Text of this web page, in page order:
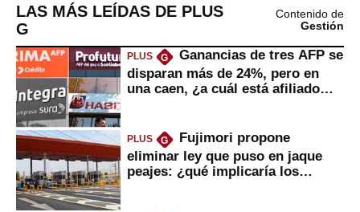
LAS MÁS LEÍDAS DE PLUS
G
Contenido de
Gestión
PLUS G
Ganancias de tres AFP se
disparan más de 24%, pero en
una caen, ¿a cuál está afiliado
PLUS G
Fujimori propone
eliminar ley que puso en jaque
peajes: ¿qué implicaría los